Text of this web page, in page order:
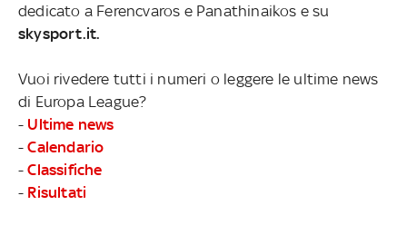
dedicato a Ferencvaros e Panathinaikos e su
skysport.it.
Vuoi rivedere tutti i numeri o leggere le ultime news
di Europa League?
- Ultime news
-Calendario
-Classifiche
- Risultati